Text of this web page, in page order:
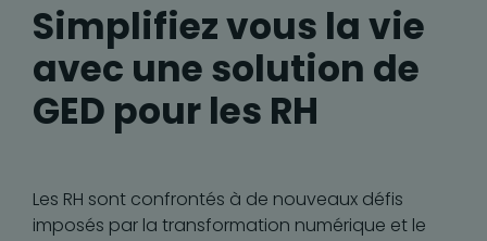
Simplifiez vous la vie
avec une solution de
GED pour les RH
Les RH sont confrontés à de nouveaux défis
imposés par la transformation numérique et le